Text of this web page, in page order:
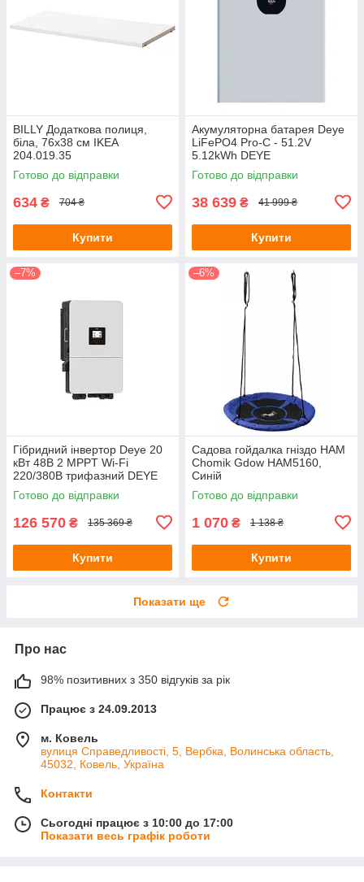
BILLY Додаткова полиця,
біла, 76х38 см IKEA
204.019.35
Готово до відправки
634 ₴ 704 ₴
Купити
Акумуляторна батарея Deye
LiFePO4 Pro-C - 51.2V
5.12kWh DEYE
Готово до відправки
38 639 ₴ 41 999 ₴
Купити
–7%
Гібридний інвертор Deye 20
кВт 48В 2 MPPT Wi-Fi
220/380В трифазний DEYE
Готово до відправки
126 570 ₴ 135 369 ₴
Купити
–6%
Садова гойдалка гніздо HAM
Chomik Gdow HAM5160,
Синій
Готово до відправки
1 070 ₴ 1 138 ₴
Купити
Показати ще
Про нас
98% позитивних з 350 відгуків за рік
Працює з 24.09.2013
м. Ковель
вулиця Справедливості, 5, Вербка, Волинська область,
45032, Ковель, Україна
Контакти
Сьогодні працює з 10:00 до 17:00
Показати весь графік роботи